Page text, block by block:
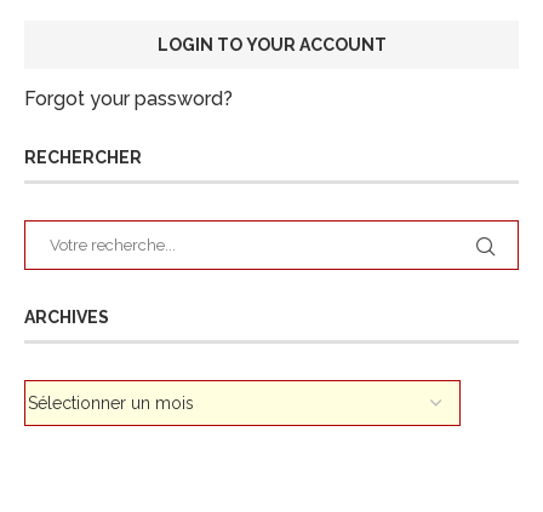
Forgot your password?
RECHERCHER
ARCHIVES